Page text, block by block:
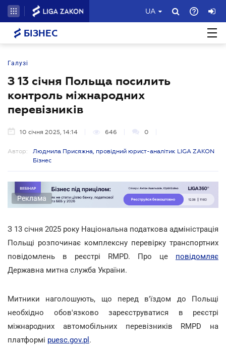
UA
БІЗНЕС
Галузі
З 13 січня Польща посилить
контроль міжнародних
перевізників
10 січня 2025, 14:14 646 0
Автор:
Людмила Присяжна, провідний юрист-аналітик LIGA ZAKON
Бізнес
Реклама
З 13 січня 2025 року Національна податкова адміністрація
Польщі розпочинає комплексну перевірку транспортних
повідомлень в реєстрі RMPD. Про це повідомляє
Державна митна служба України.
Митники наголошують, що перед в'їздом до Польщі
необхідно обов'язково зареєструватися в реєстрі
міжнародних автомобільних перевізників RMPD на
платформі puesc.gov.pl .